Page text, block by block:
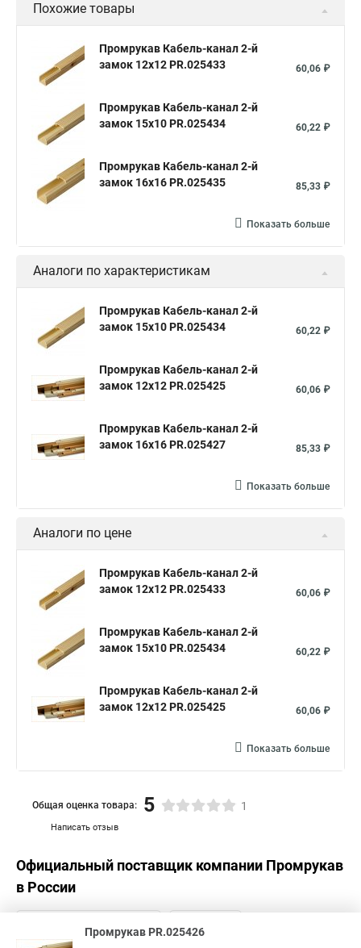
Похожие товары
Промрукав Кабель-канал 2-й
замок 12х12 PR.025433
60,06 ₽
Промрукав Кабель-канал 2-й
замок 15х10 PR.025434
60,22 ₽
Промрукав Кабель-канал 2-й
замок 16х16 PR.025435
85,33 ₽
Показать больше
Аналоги по характеристикам
Промрукав Кабель-канал 2-й
замок 15х10 PR.025434
60,22 ₽
Промрукав Кабель-канал 2-й
замок 12х12 PR.025425
60,06 ₽
Промрукав Кабель-канал 2-й
замок 16х16 PR.025427
85,33 ₽
Показать больше
Аналоги по цене
Промрукав Кабель-канал 2-й
замок 12х12 PR.025433
60,06 ₽
Промрукав Кабель-канал 2-й
замок 15х10 PR.025434
60,22 ₽
Промрукав Кабель-канал 2-й
замок 12х12 PR.025425
60,06 ₽
Показать больше
Написать отзыв
Общая оценка товара: 5 1
Официальный поставщик компании Промрукав
в России
Промрукав PR.025426